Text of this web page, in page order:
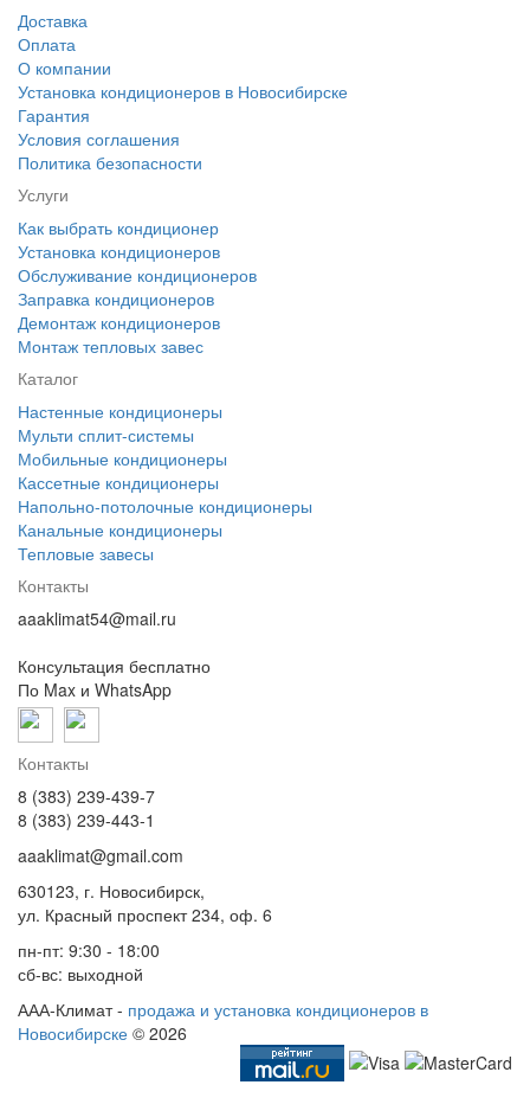
Доставка
Оплата
О компании
Установка кондиционеров в Новосибирске
Гарантия
Условия соглашения
Политика безопасности
Услуги
Как выбрать кондиционер
Установка кондиционеров
Обслуживание кондиционеров
Заправка кондиционеров
Демонтаж кондиционеров
Монтаж тепловых завес
Каталог
Настенные кондиционеры
Мульти сплит-системы
Мобильные кондиционеры
Кассетные кондиционеры
Напольно-потолочные кондиционеры
Канальные кондиционеры
Тепловые завесы
Контакты
aaaklimat54@mail.ru
Консультация бесплатно
По Max и WhatsApp
Контакты
8 (383) 239-439-7
8 (383) 239-443-1
aaaklimat@gmail.com
630123, г. Новосибирск,
ул. Красный проспект 234, оф. 6
пн-пт: 9:30 - 18:00
сб-вс: выходной
ААА-Климат - продажа и установка кондиционеров в
Новосибирске © 2026